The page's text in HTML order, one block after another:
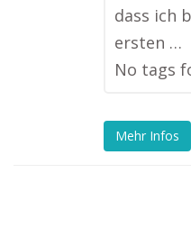
dass ich
ersten …
No tags
Mehr Infos